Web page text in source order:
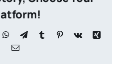
WhatsApp
TelegramTumblr Pinterest
Vk
Xing
Correo